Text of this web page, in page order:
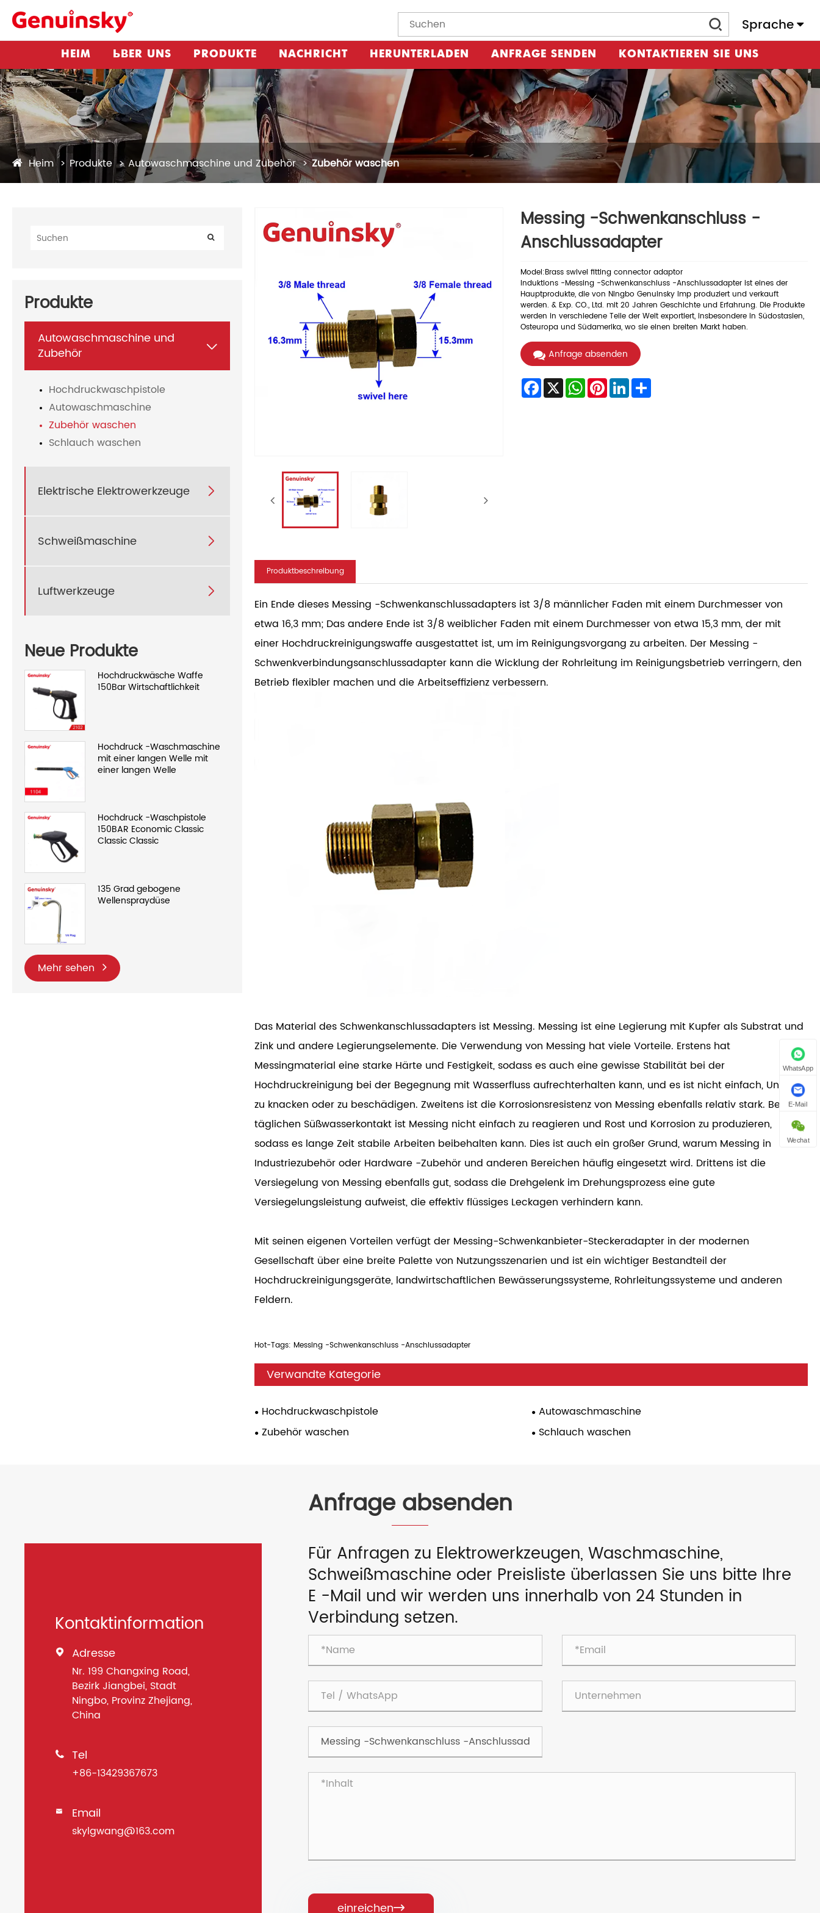
Sprache
HEIM ÜBER UNS PRODUKTE NACHRICHT HERUNTERLADEN ANFRAGE SENDEN KONTAKTIEREN SIE UNS
Heim Produkte Autowaschmaschine und Zubehör Zubehör waschen
Produkte
Autowaschmaschine und
Zubehör

Hochdruckwaschpistole
Autowaschmaschine
Zubehör waschen
Schlauch waschen
Elektrische Elektrowerkzeuge 
Schweißmaschine 
Luftwerkzeuge 
Neue Produkte
Hochdruckwäsche Waffe
150Bar Wirtschaftlichkeit
Hochdruck -Waschmaschine
mit einer langen Welle mit
einer langen Welle
Hochdruck -Waschpistole
150BAR Economic Classic
Classic Classic
135 Grad gebogene
Wellenspraydüse
Mehr sehen
Messing -Schwenkanschluss -
Anschlussadapter
Model:Brass swivel fitting connector adaptor
Induktions -Messing -Schwenkanschluss -Anschlussadapter ist eines der
Hauptprodukte, die von Ningbo Genuinsky Imp produziert und verkauft
werden. & Exp. CO., Ltd. mit 20 Jahren Geschichte und Erfahrung. Die Produkte
werden in verschiedene Teile der Welt exportiert, insbesondere in Südostasien,
Osteuropa und Südamerika, wo sie einen breiten Markt haben.
Anfrage absenden
Facebook
X WhatsApp
PinterestLinkedInShare
Produktbeschreibung
Ein Ende dieses Messing -Schwenkanschlussadapters ist 3/8 männlicher Faden mit einem Durchmesser von
etwa 16,3 mm; Das andere Ende ist 3/8 weiblicher Faden mit einem Durchmesser von etwa 15,3 mm, der mit
einer Hochdruckreinigungswaffe ausgestattet ist, um im Reinigungsvorgang zu arbeiten. Der Messing -
Schwenkverbindungsanschlussadapter kann die Wicklung der Rohrleitung im Reinigungsbetrieb verringern, den
Betrieb flexibler machen und die Arbeitseffizienz verbessern.
Das Material des Schwenkanschlussadapters ist Messing. Messing ist eine Legierung mit Kupfer als Substrat und
Zink und andere Legierungselemente. Die Verwendung von Messing hat viele Vorteile. Erstens hat
Messingmaterial eine starke Härte und Festigkeit, sodass es auch eine gewisse Stabilität bei der
Hochdruckreinigung bei der Begegnung mit Wasserfluss aufrechterhalten kann, und es ist nicht einfach, Unfälle
zu knacken oder zu beschädigen. Zweitens ist die Korrosionsresistenz von Messing ebenfalls relativ stark. Beim
täglichen Süßwasserkontakt ist Messing nicht einfach zu reagieren und Rost und Korrosion zu produzieren,
sodass es lange Zeit stabile Arbeiten beibehalten kann. Dies ist auch ein großer Grund, warum Messing in
Industriezubehör oder Hardware -Zubehör und anderen Bereichen häufig eingesetzt wird. Drittens ist die
Versiegelung von Messing ebenfalls gut, sodass die Drehgelenk im Drehungsprozess eine gute
Versiegelungsleistung aufweist, die effektiv flüssiges Leckagen verhindern kann.
Mit seinen eigenen Vorteilen verfügt der Messing-Schwenkanbieter-Steckeradapter in der modernen
Gesellschaft über eine breite Palette von Nutzungsszenarien und ist ein wichtiger Bestandteil der
Hochdruckreinigungsgeräte, landwirtschaftlichen Bewässerungssysteme, Rohrleitungssysteme und anderen
Feldern.
Hot-Tags: Messing -Schwenkanschluss -Anschlussadapter
Verwandte Kategorie
Hochdruckwaschpistole
Autowaschmaschine
Zubehör waschen
Schlauch waschen
Anfrage absenden
Kontaktinformation
 Adresse
Nr. 199 Changxing Road,
Bezirk Jiangbei, Stadt
Ningbo, Provinz Zhejiang,
China
 Tel
+86-13429367673
 Email
skylgwang@163.com
Für Anfragen zu Elektrowerkzeugen, Waschmaschine,
Schweißmaschine oder Preisliste überlassen Sie uns bitte Ihre
E -Mail und wir werden uns innerhalb von 24 Stunden in
Verbindung setzen.
einreichen
WhatsApp
E-Mail
Wechat